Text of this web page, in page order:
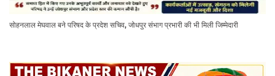
सोहनलाल मेघवाल बने परिषद के प्रदेश सचिव, जोधपुर संभाग प्रभारी की भी मिली जिम्मेदारी